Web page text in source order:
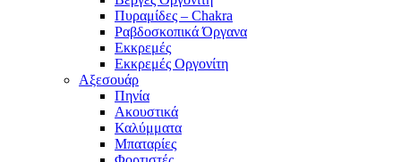
Πυραμίδες – Chakra
Ραβδοσκοπικά Όργανα
Εκκρεμές
Εκκρεμές Οργονίτη
Αξεσουάρ
Πηνία
Ακουστικά
Καλύμματα
Μπαταρίες